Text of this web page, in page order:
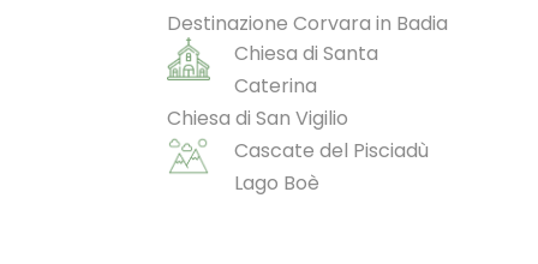
Destinazione Corvara in Badia
Chiesa di Santa
Caterina
Chiesa di San Vigilio
Cascate del Pisciadù
Lago Boè